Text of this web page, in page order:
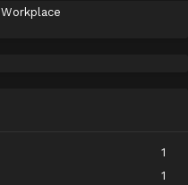
Workplace
1
1